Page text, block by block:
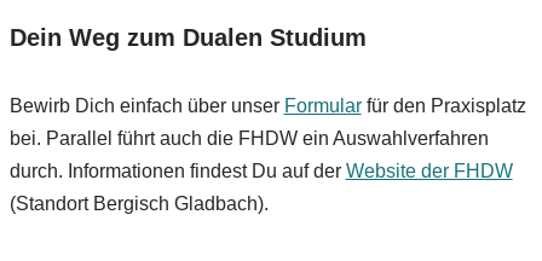
Dein Weg zum Dualen Studium
Bewirb Dich einfach über unser Formularfür den Praxisplatz
bei. Parallel führt auch die FHDW ein Auswahlverfahren
durch. Informationen findest Du auf der Website der FHDW
(Standort Bergisch Gladbach).